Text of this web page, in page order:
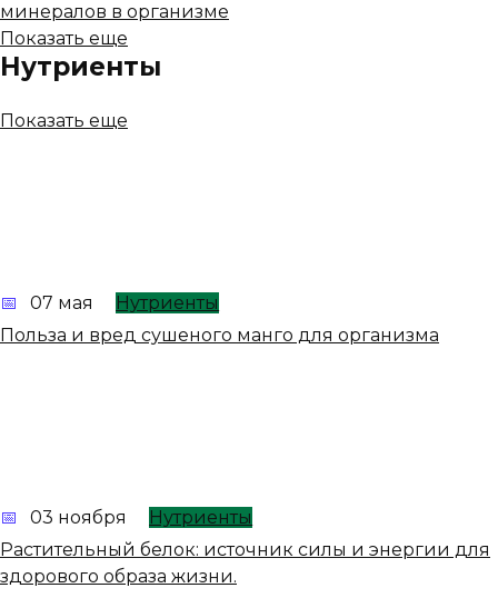
минералов в организме
Показать еще
Нутриенты
Показать еще
07 мая
Нутриенты
Польза и вред сушеного манго для организма
03 ноября
Нутриенты
Растительный белок: источник силы и энергии для
здорового образа жизни.